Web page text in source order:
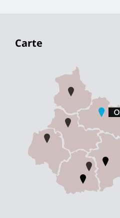
Carte